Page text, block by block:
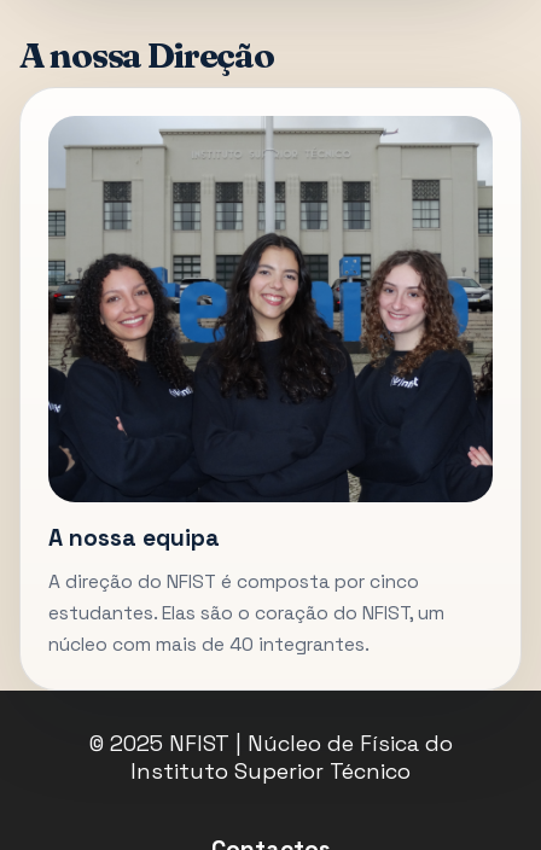
A nossa Direção
A nossa equipa
A direção do NFIST é composta por cinco
estudantes. Elas são o coração do NFIST, um
núcleo com mais de 40 integrantes.
© 2025 NFIST | Núcleo de Física do
Instituto Superior Técnico